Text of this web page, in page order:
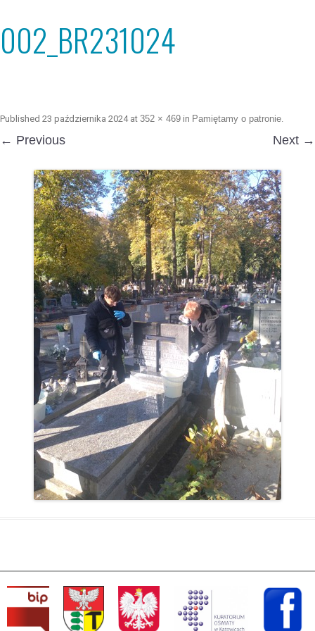
002_BR231024
Published 23 października 2024at 352 × 469 in Pamiętamy o patronie.
← Previous Next →